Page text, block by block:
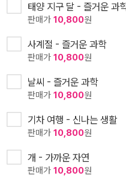
태양 지구 달 - 즐거운 과
판매가 10,800원
사계절 - 즐거운 과학
판매가 10,800원
날씨 - 즐거운 과학
판매가 10,800원
기차 여행 - 신나는 생활
판매가 10,800원
개 - 가까운 자연
판매가 10,800원